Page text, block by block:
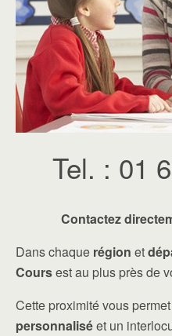
Tel. : 01
Contactez
Dans chaque région et
Coursest au plus près de
Cette proximité vous permet
personnaliséet un